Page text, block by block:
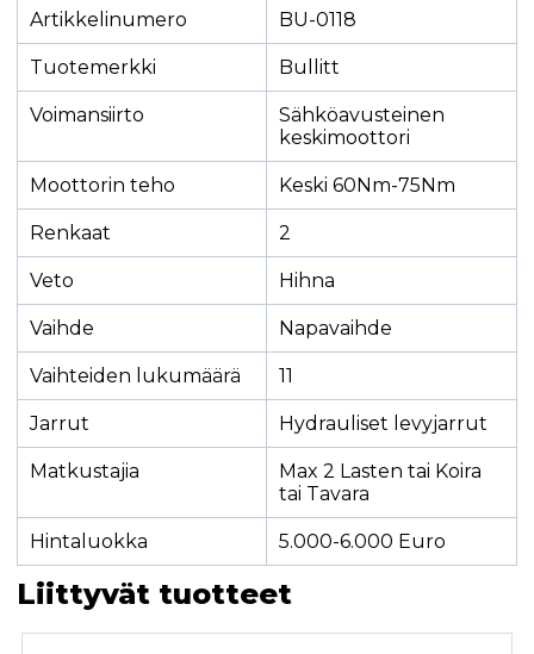
Artikkelinumero BU-0118
Tuotemerkki Bullitt
Voimansiirto
Sähköavusteinen
keskimoottori
Moottorin teho Keski 60Nm-75Nm
Renkaat 2
Veto Hihna
Vaihde Napavaihde
Vaihteiden lukumäärä 11
Jarrut Hydrauliset levyjarrut
Matkustajia
Max 2 Lasten tai Koira
tai Tavara
Hintaluokka 5.000-6.000 Euro
Liittyvät tuotteet